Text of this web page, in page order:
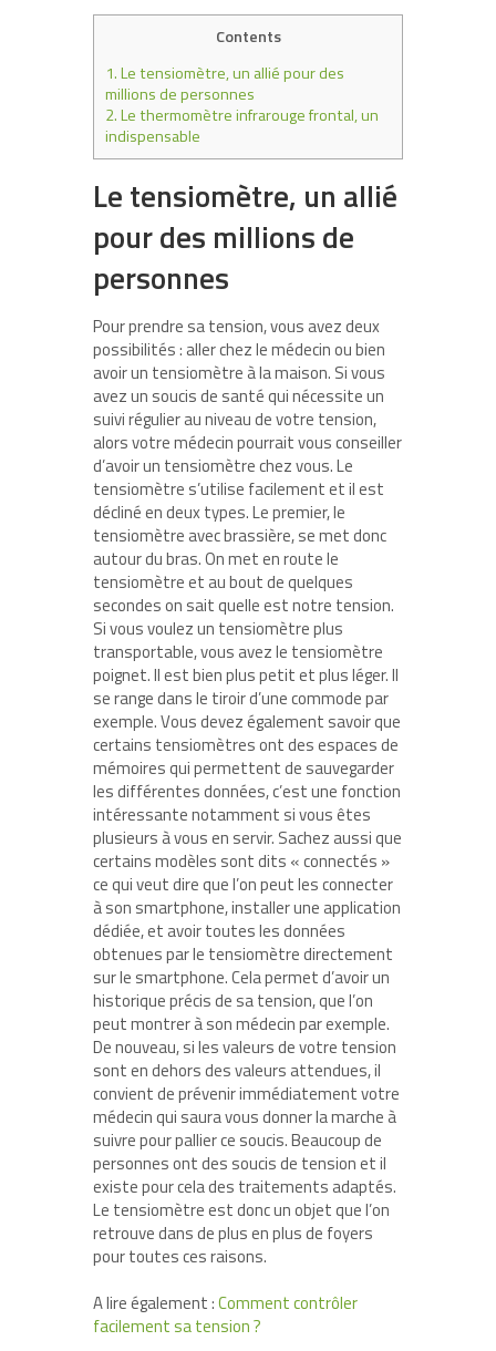
Contents
1.Le tensiomètre, un allié pour des
millions de personnes
2.Le thermomètre infrarouge frontal, un
indispensable
Le tensiomètre, un allié
pour des millions de
personnes
Pour prendre sa tension, vous avez deux
possibilités : aller chez le médecin ou bien
avoir un tensiomètre à la maison. Si vous
avez un soucis de santé qui nécessite un
suivi régulier au niveau de votre tension,
alors votre médecin pourrait vous conseiller
d’avoir un tensiomètre chez vous. Le
tensiomètre s’utilise facilement et il est
décliné en deux types. Le premier, le
tensiomètre avec brassière, se met donc
autour du bras. On met en route le
tensiomètre et au bout de quelques
secondes on sait quelle est notre tension.
Si vous voulez un tensiomètre plus
transportable, vous avez le tensiomètre
poignet. Il est bien plus petit et plus léger. Il
se range dans le tiroir d’une commode par
exemple. Vous devez également savoir que
certains tensiomètres ont des espaces de
mémoires qui permettent de sauvegarder
les différentes données, c’est une fonction
intéressante notamment si vous êtes
plusieurs à vous en servir. Sachez aussi que
certains modèles sont dits « connectés »
ce qui veut dire que l’on peut les connecter
à son smartphone, installer une application
dédiée, et avoir toutes les données
obtenues par le tensiomètre directement
sur le smartphone. Cela permet d’avoir un
historique précis de sa tension, que l’on
peut montrer à son médecin par exemple.
De nouveau, si les valeurs de votre tension
sont en dehors des valeurs attendues, il
convient de prévenir immédiatement votre
médecin qui saura vous donner la marche à
suivre pour pallier ce soucis. Beaucoup de
personnes ont des soucis de tension et il
existe pour cela des traitements adaptés.
Le tensiomètre est donc un objet que l’on
retrouve dans de plus en plus de foyers
pour toutes ces raisons.
A lire également :Comment contrôler
facilement sa tension ?